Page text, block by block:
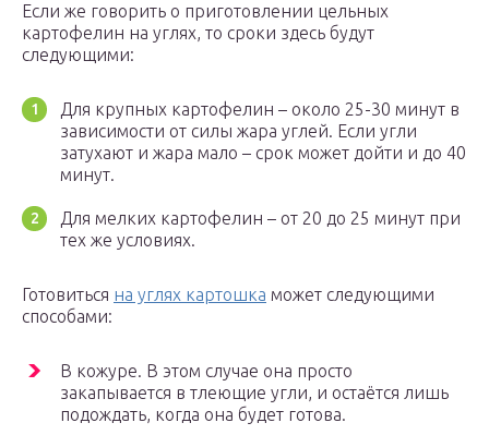
Если же говорить о приготовлении цельных
картофелин на углях, то сроки здесь будут
следующими:
Для крупных картофелин – около 25-30 минут в
зависимости от силы жара углей. Если угли
затухают и жара мало – срок может дойти и до 40
минут.
Для мелких картофелин – от 20 до 25 минут при
тех же условиях.
Готовиться на углях картошка может следующими
способами:
В кожуре. В этом случае она просто
закапывается в тлеющие угли, и остаётся лишь
подождать, когда она будет готова.